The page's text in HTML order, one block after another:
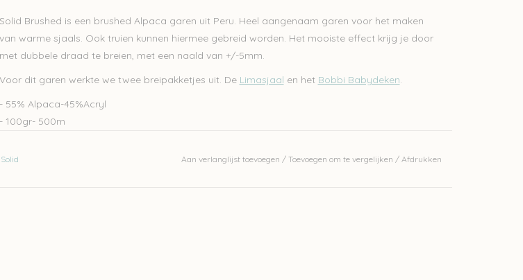
Solid Brushed is een brushed Alpaca garen uit Peru. Heel aangenaam garen voor het maken
van warme sjaals. Ook truien kunnen hiermee gebreid worden. Het mooiste effect krijg je door
met dubbele draad te breien, met een naald van +/-5mm.
Voor dit garen werkte we twee breipakketjes uit. De Limasjaal en het Bobbi Babydeken.
- 55% Alpaca-45%Acryl
- 100gr- 500m
Let op: de kleur op beeld kan afwijken van de werkelijke kleur.
Solid Aan verlanglijst toevoegen / Toevoegen om te vergelijken / Afdrukken